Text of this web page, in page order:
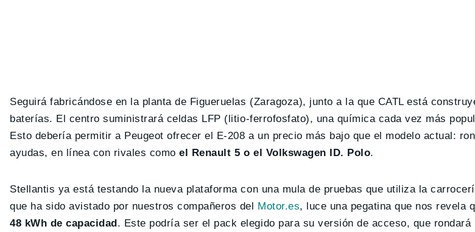
Seguirá fabricándose en la planta de Figueruelas (Zaragoza), junto a la que CATL está
baterías. El centro suministrará celdas LFP (litio-ferrofosfato), una química cada vez más
Esto debería permitir a Peugeot ofrecer el E-208 a un precio más bajo que el modelo actual:
ayudas, en línea con rivales como el Renault 5 o el Volkswagen ID. Polo.
Stellantis ya está testando la nueva plataforma con una mula de pruebas que utiliza la
que ha sido avistado por nuestros compañeros del
Motor.es, luce una pegatina que nos revela
48 kWh de capacidad . Este podría ser el pack elegido para su versión de acceso, que rondará